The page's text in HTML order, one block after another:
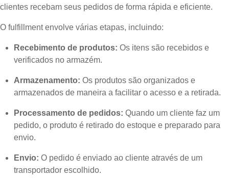
clientes recebam seus pedidos de forma rápida e eficiente.
O fulfillment envolve várias etapas, incluindo:
Recebimento de produtos: Os itens são recebidos e
verificados no armazém.
Armazenamento: Os produtos são organizados e
armazenados de maneira a facilitar o acesso e a retirada.
Processamento de pedidos: Quando um cliente faz um
pedido, o produto é retirado do estoque e preparado para
envio.
Envio: O pedido é enviado ao cliente através de um
transportador escolhido.